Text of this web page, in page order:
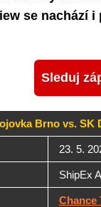
se nachází
Sleduj
Brno vs. SK
23. 5.
ShipEx
Chance